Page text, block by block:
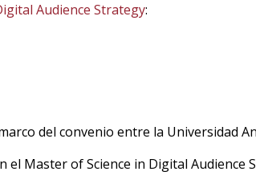
Audience Strategy:
del convenio entre la Universidad
Master of Science in Digital Audience